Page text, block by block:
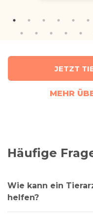
JETZT
MEHR
Häufige
Wie kann ein
helfen?
Alle unsere Tierärzte